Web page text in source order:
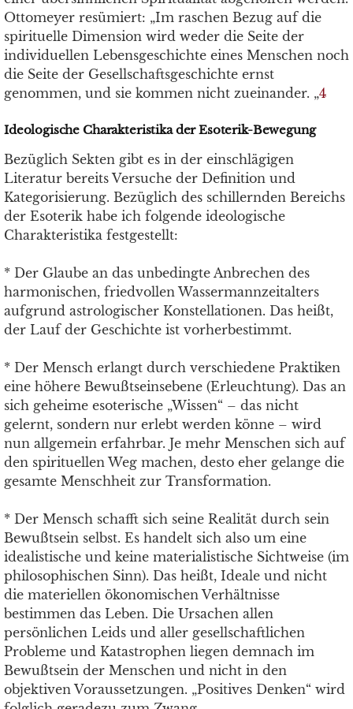
Ottomeyer resümiert: „Im raschen Bezug auf die
spirituelle Dimension wird weder die Seite der
individuellen Lebensgeschichte eines Menschen noch
die Seite der Gesellschaftsgeschichte ernst
genommen, und sie kommen nicht zueinander. „4
Ideologische Charakteristika der Esoterik-Bewegung
Bezüglich Sekten gibt es in der einschlägigen
Literatur bereits Versuche der Definition und
Kategorisierung. Bezüglich des schillernden Bereichs
der Esoterik habe ich folgende ideologische
Charakteristika festgestellt:
* Der Glaube an das unbedingte Anbrechen des
harmonischen, friedvollen Wassermannzeitalters
aufgrund astrologischer Konstellationen. Das heißt,
der Lauf der Geschichte ist vorherbestimmt.
* Der Mensch erlangt durch verschiedene Praktiken
eine höhere Bewußtseinsebene (Erleuchtung). Das an
sich geheime esoterische „Wissen“ – das nicht
gelernt, sondern nur erlebt werden könne – wird
nun allgemein erfahrbar. Je mehr Menschen sich auf
den spirituellen Weg machen, desto eher gelange die
gesamte Menschheit zur Transformation.
* Der Mensch schafft sich seine Realität durch sein
Bewußtsein selbst. Es handelt sich also um eine
idealistische und keine materialistische Sichtweise (im
philosophischen Sinn). Das heißt, Ideale und nicht
die materiellen ökonomischen Verhältnisse
bestimmen das Leben. Die Ursachen allen
persönlichen Leids und aller gesellschaftlichen
Probleme und Katastrophen liegen demnach im
Bewußtsein der Menschen und nicht in den
objektiven Voraussetzungen. „Positives Denken“ wird